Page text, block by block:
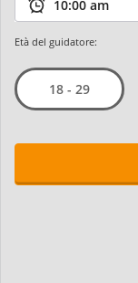
Età del guidatore:
18 - 29